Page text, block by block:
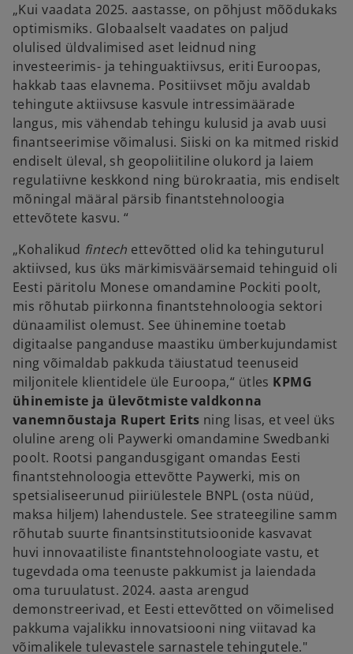
„Kui vaadata 2025. aastasse, on põhjust mõõdukaks
optimismiks. Globaalselt vaadates on paljud
olulised üldvalimised aset leidnud ning
investeerimis- ja tehinguaktiivsus, eriti Euroopas,
hakkab taas elavnema. Positiivset mõju avaldab
tehingute aktiivsuse kasvule intressimäärade
langus, mis vähendab tehingu kulusid ja avab uusi
finantseerimise võimalusi. Siiski on ka mitmed riskid
endiselt üleval, sh geopoliitiline olukord ja laiem
regulatiivne keskkond ning bürokraatia, mis endiselt
mõningal määral pärsib finantstehnoloogia
ettevõtete kasvu. “
„Kohalikud fintech ettevõtted olid ka tehinguturul
aktiivsed, kus üks märkimisväärsemaid tehinguid oli
Eesti päritolu Monese omandamine Pockiti poolt,
mis rõhutab piirkonna finantstehnoloogia sektori
dünaamilist olemust. See ühinemine toetab
digitaalse panganduse maastiku ümberkujundamist
ning võimaldab pakkuda täiustatud teenuseid
miljonitele klientidele üle Euroopa,“ ütles KPMG
ühinemiste ja ülevõtmiste valdkonna
vanemnõustaja Rupert Erits ning lisas, et veel üks
oluline areng oli Paywerki omandamine Swedbanki
poolt. Rootsi pangandusgigant omandas Eesti
finantstehnoloogia ettevõtte Paywerki, mis on
spetsialiseerunud piiriülestele BNPL (osta nüüd,
maksa hiljem) lahendustele. See strateegiline samm
rõhutab suurte finantsinstitutsioonide kasvavat
huvi innovaatiliste finantstehnoloogiate vastu, et
tugevdada oma teenuste pakkumist ja laiendada
oma turuulatust. 2024. aasta arengud
demonstreerivad, et Eesti ettevõtted on võimelised
pakkuma vajalikku innovatsiooni ning viitavad ka
võimalikele tulevastele sarnastele tehingutele."